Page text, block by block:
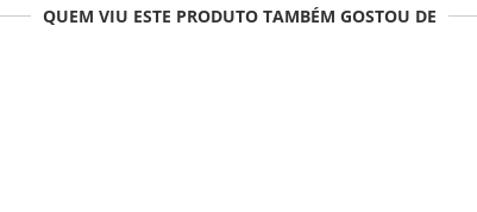
QUEM VIU ESTE PRODUTO TAMBÉM GOSTOU DE